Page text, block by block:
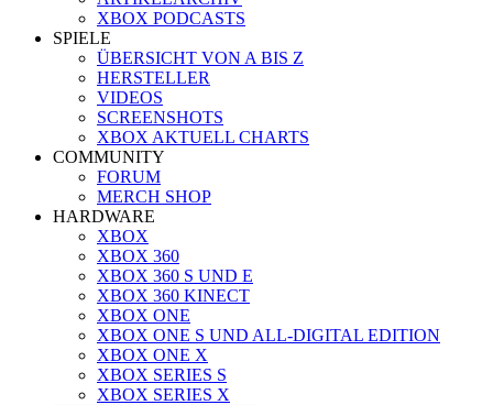
XBOX PODCASTS
SPIELE
ÜBERSICHT VON A BIS Z
HERSTELLER
VIDEOS
SCREENSHOTS
XBOX AKTUELL CHARTS
COMMUNITY
FORUM
MERCH SHOP
HARDWARE
XBOX
XBOX 360
XBOX 360 S UND E
XBOX 360 KINECT
XBOX ONE
XBOX ONE S UND ALL-DIGITAL EDITION
XBOX ONE X
XBOX SERIES S
XBOX SERIES X